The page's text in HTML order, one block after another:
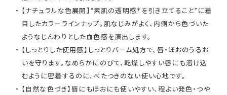
【ナチュラルな色展開】“素肌の透明感＊ を引き立てること”に着
目したカラーラインナップ。肌なじみがよく、内側から色づいた
ようなじんわりとした血色感を演出します。
【しっとりした使用感】しっとりバーム処方で、唇・ほおのうるお
いを守ります。なめらかにのびて、乾燥しやすい唇にも溶け込
むように密着するのに、べたつきのない使い心地です。
【自然な色づき】唇にもほおにも使いやすい、程よい発色・つや